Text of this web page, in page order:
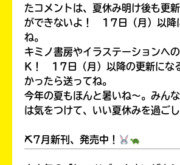
たコメントは、夏休み明け後も更
ができないよ！ 17日（月）以降
ね。
キミノ書房やイラステーションへ
K！ 17日（月）以降の更新にな
かったら送ってね。
今年の夏もほんと暑いね～。みん
は気をつけて、いい夏休みを過ごし
⛏7月新刊、発売中！